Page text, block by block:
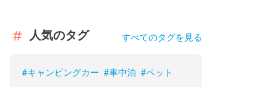
人気のタグ すべてのタグを見る
#キャンピングカー #車中泊 #ペット